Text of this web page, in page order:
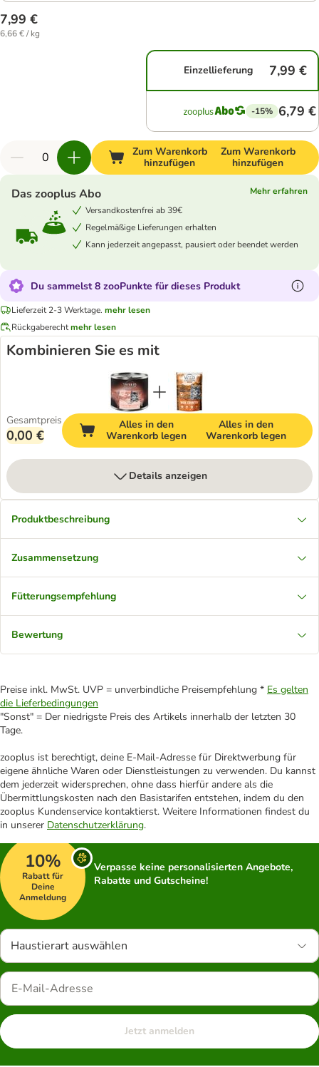
7,99 €
6,66 € / kg
Einzellieferung 7,99 €
-15% 6,79 €
Zum Warenkorb
hinzufügen
Zum Warenkorb
hinzufügen
Das zooplus Abo
Mehr erfahren
Versandkostenfrei ab 39€
Regelmäßige Lieferungen erhalten
Kann jederzeit angepasst, pausiert oder beendet werden
Du sammelst 8 zooPunkte für dieses Produkt
Lieferzeit 2-3 Werktage. mehr lesen
Rückgaberechtmehr lesen
Kombinieren Sie es mit
Gesamtpreis
0,00 €
Alles in den
Warenkorb legen
Alles in den
Warenkorb legen
Details anzeigen
Produktbeschreibung
Zusammensetzung
Fütterungsempfehlung
Bewertung
Preise inkl. MwSt. UVP = unverbindliche Preisempfehlung * Es gelten
die Lieferbedingungen
"Sonst" = Der niedrigste Preis des Artikels innerhalb der letzten 30
Tage.
zooplus ist berechtigt, deine E-Mail-Adresse für Direktwerbung für
eigene ähnliche Waren oder Dienstleistungen zu verwenden. Du kannst
dem jederzeit widersprechen, ohne dass hierfür andere als die
Übermittlungskosten nach den Basistarifen entstehen, indem du den
zooplus Kundenservice kontaktierst. Weitere Informationen findest du
in unserer Datenschutzerklärung.
10%
Rabatt für
Deine
Anmeldung
Verpasse keine personalisierten Angebote,
Rabatte und Gutscheine!
Haustierart auswählen
Jetzt anmelden